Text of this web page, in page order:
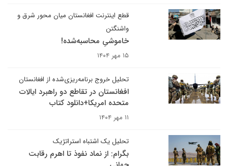
قطع اینترنت افغانستان میان محور شرق و
واشنگتن
خاموشیِ محاسبه‌شده!
۱۵ مهر ۱۴۰۴
تحلیل خروج برنامه‌ریزی‌شده از افغانستان
افغانستان در تقاطع دو راهبرد ایالات
متحده امریکا+دانلود کتاب
۱۱ مهر ۱۴۰۴
تحلیل یک اشتباه استراتژیک
بگرام: از نماد نفوذ تا اهرم رقابت